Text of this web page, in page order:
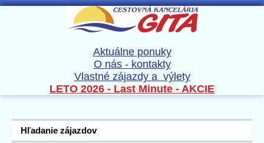
Aktuálne ponuky
O nás - kontakty
Vlastné zájazdy a výlety
LETO 2026 - Last Minute - AKCIE
Hľadanie zájazdov